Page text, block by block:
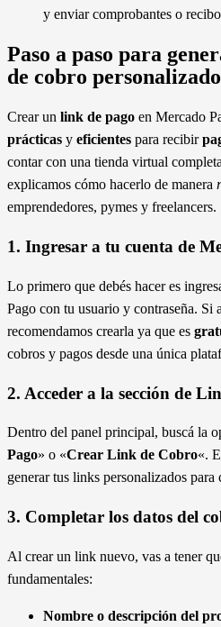
y enviar comprobantes o
Paso a paso para
de cobro personalizado
Crear un link de pago en Mercado
prácticas y eficientes para recibir
contar con una tienda virtual
explicamos cómo hacerlo de manera
emprendedores, pymes y freelancers.
1. Ingresar a tu cuenta de
Lo primero que debés hacer es
Pago con tu usuario y contraseña. Si
recomendamos crearla ya que es
cobros y pagos desde una única
2. Acceder a la sección de
Dentro del panel principal, buscá la
Pago» o «Crear Link de Cobro«.
generar tus links personalizados
3. Completar los datos del
Al crear un link nuevo, vas a tener
fundamentales:
Nombre o descripción del